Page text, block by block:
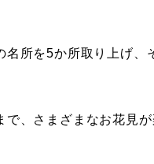
名所を5か所取り上げ、
、さまざまなお花見